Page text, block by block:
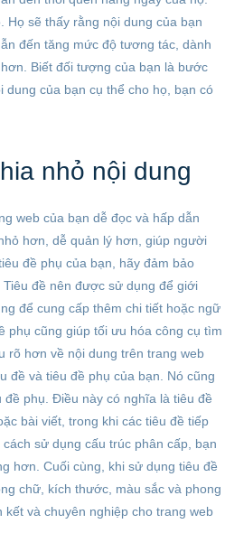
Họ sẽ thấy rằng nội dung của bạn
đến tăng mức độ tương tác, dành
Biết đối tượng của bạn là bước
dung của bạn cụ thể cho họ, bạn có
nhỏ nội dung
web của bạn dễ đọc và hấp dẫn
hơn, dễ quản lý hơn, giúp người
đề phụ của bạn, hãy đảm bảo
đề nên được sử dụng để giới
để cung cấp thêm chi tiết hoặc ngữ
phụ cũng giúp tối ưu hóa công cụ tìm
rõ hơn về nội dung trên trang web
đề và tiêu đề phụ của bạn. Nó cũng
phụ. Điều này có nghĩa là tiêu đề
bài viết, trong khi các tiêu đề tiếp
sử dụng cấu trúc phân cấp, bạn
hơn. Cuối cùng, khi sử dụng tiêu đề
chữ, kích thước, màu sắc và phong
và chuyên nghiệp cho trang web